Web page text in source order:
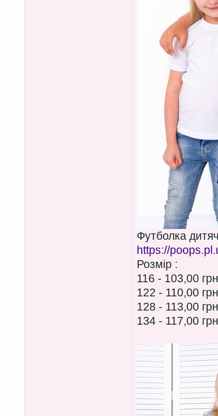
Футболка
https://
Розмір :
116 - 103,00 грн
122 - 110,00 грн
128 - 113,00 грн
134 - 117,00 грн